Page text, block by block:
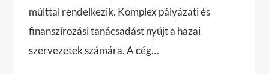
múlttal rendelkezik. Komplex pályázati és
finanszírozási tanácsadást nyújt a hazai
szervezetek számára. A cég…